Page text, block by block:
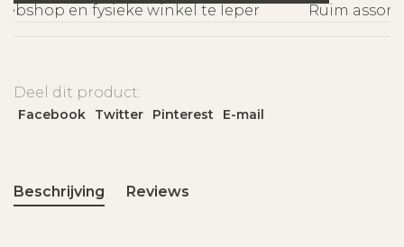
en fysieke winkel te Ieper
Ruim
Deel dit product:
Facebook Twitter Pinterest E-mail
Beschrijving Reviews